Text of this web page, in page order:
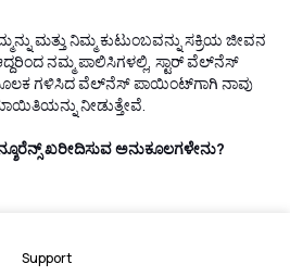
Support
ಮತ್ತು ನಿಮ್ಮ ಕುಟುಂಬವನ್ನು ಸಕ್ರಿಯ ಜೀವನ
ನಮ್ಮ ಪಾಲಿಸಿಗಳಲ್ಲಿ, ಸ್ಟಾರ್ ವೆಲ್‌ನೆಸ್
ಗಳಿಸಿದ ವೆಲ್‌ನೆಸ್ ಪಾಯಿಂಟ್‌ಗಾಗಿ ನಾವು
ನೀಡುತ್ತೇವೆ.
ಖರೀದಿಸುವ ಅನುಕೂಲಗಳೇನು?
ಆನ್‌ಲೈನ್ ನವೀಕರಣಗಳನ್ನು ಸಹ